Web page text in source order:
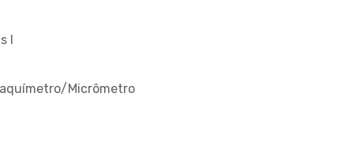
I
Micrômetro